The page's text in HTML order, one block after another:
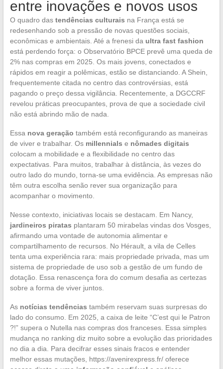
entre inovações e novos usos
O quadro das tendências culturais na França está se
redesenhando sob a pressão de novas questões sociais,
econômicas e ambientais. Até a frenesi da ultra fast fashion
está perdendo força: o Observatório BPCE prevê uma queda de
2% nas compras em 2025. Os mais jovens, conectados e
rápidos em reagir a polêmicas, estão se distanciando. A Shein,
frequentemente citada no centro das controvérsias, está
pagando o preço dessa vigilância. Recentemente, a DGCCRF
revelou práticas preocupantes, prova de que a sociedade civil
não está abrindo mão de nada.
Essa nova geração também está reconfigurando as maneiras
de viver e trabalhar. Os millennials e nômades digitais
colocam a mobilidade e a flexibilidade no centro das
expectativas. Para muitos, trabalhar à distância, às vezes do
outro lado do mundo, torna-se uma evidência. As empresas não
têm outra escolha senão rever sua organização para
acompanhar o movimento.
Nesse contexto, iniciativas locais se destacam. Em Nancy,
jardineiros piratas plantaram 50 mirabelas vindas dos Vosges,
afirmando uma vontade de autonomia alimentar e
compartilhamento de recursos. No Hérault, a vila de Celles
tenta uma experiência rara: mais propriedade privada, mas um
sistema de propriedade de uso sob a gestão de um fundo de
dotação. Essa renascença fora do comum desafia as certezas
sobre a forma de viver juntos.
As notícias tendências também reservam suas surpresas do
lado do consumo. Em 2025, a caixa de leite “C’est qui le Patron
?!” supera o Nutella nas compras dos franceses. Essa simples
mudança no ranking diz muito sobre a evolução das prioridades
no dia a dia. Para decifrar esses sinais fracos e entender
melhor essas mutações, https://avenirexpress.fr/ oferece